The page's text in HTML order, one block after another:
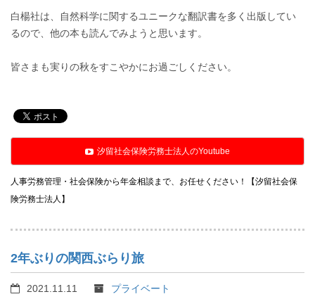
白楊社は、自然科学に関するユニークな翻訳書を多く出版してい
るので、他の本も読んでみようと思います。
皆さまも実りの秋をすこやかにお過ごしください。
汐留社会保険労務士法人のYoutube
人事労務管理・社会保険から年金相談まで、お任せください！【汐留社会保
険労務士法人】
2年ぶりの関西ぶらり旅
2021.11.11 プライベート